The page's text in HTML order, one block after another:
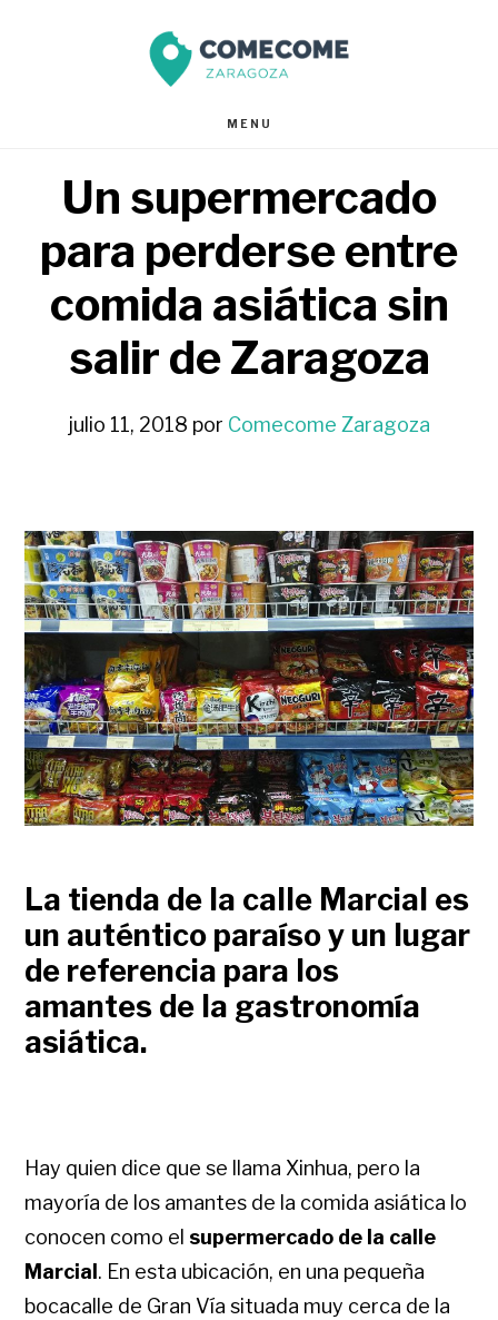
página
MENU
Un supermercado
para perderse entre
comida asiática sin
salir de Zaragoza
julio 11, 2018 por Comecome Zaragoza
La tienda de la calle Marcial es
un auténtico paraíso y un lugar
de referencia para los
amantes de la gastronomía
asiática.
Hay quien dice que se llama Xinhua, pero la
mayoría de los amantes de la comida asiática lo
conocen como el supermercado de la calle
Marcial . En esta ubicación, en una pequeña
bocacalle de Gran Vía situada muy cerca de la